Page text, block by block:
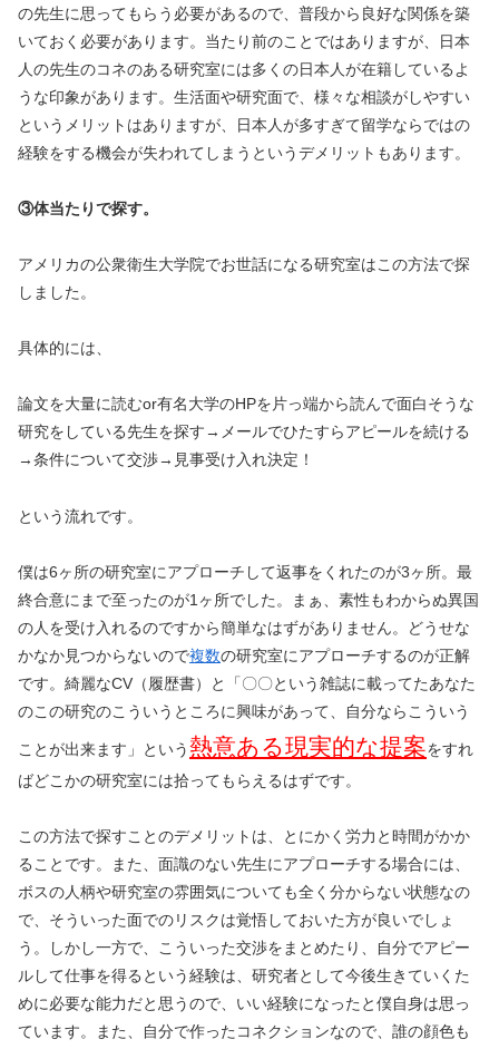
の先生に思ってもらう必要があるので、普段から良好な関係を築
いておく必要があります。当たり前のことではありますが、日本
人の先生のコネのある研究室には多くの日本人が在籍しているよ
うな印象があります。生活面や研究面で、様々な相談がしやすい
というメリットはありますが、日本人が多すぎて留学ならではの
経験をする機会が失われてしまうというデメリットもあります。
③体当たりで探す。
アメリカの公衆衛生大学院でお世話になる研究室はこの方法で探
しました。
具体的には、
論文を大量に読むor有名大学のHPを片っ端から読んで面白そうな
研究をしている先生を探す→メールでひたすらアピールを続ける
→条件について交渉→見事受け入れ決定！
という流れです。
僕は6ヶ所の研究室にアプローチして返事をくれたのが3ヶ所。最
終合意にまで至ったのが1 ヶ所でした。まぁ、素性もわからぬ異国
の人を受け入れるのですから簡単なはずがありません。どうせな
かなか見つからないので複数の研究室にアプローチするのが正解
です。綺麗なCV （履歴書）と「〇〇という雑誌に載ってたあなた
のこの研究のこういうところに興味があって、自分ならこういう
ことが出来ます」という熱意ある現実的な提案をすれ
ばどこかの研究室には拾ってもらえるはずです。
この方法で探すことのデメリットは、とにかく労力と時間がかか
ることです。また、面識のない先生にアプローチする場合には、
ボスの人柄や研究室の雰囲気についても全く分からない状態なの
で、そういった面でのリスクは覚悟しておいた方が良いでしょ
う。しかし一方で、こういった交渉をまとめたり、自分でアピー
ルして仕事を得るという経験は、研究者として今後生きていくた
めに必要な能力だと思うので、いい経験になったと僕自身は思っ
ています。また、自分で作ったコネクションなので、誰の顔色も